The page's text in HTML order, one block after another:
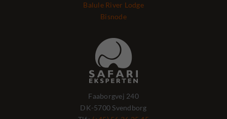
Balule River Lodge
Bisnode
Faaborgvej 240
DK-5700 Svendborg